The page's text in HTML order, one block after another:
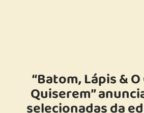
“Batom, Lápis &
Quiserem”